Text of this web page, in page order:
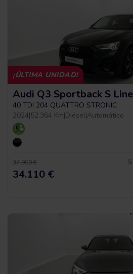
¡ÚLTIMA UNIDAD!
Audi Q3 Sportback S Line
40 TDI 204 QUATTRO STRONIC
2024|52.364 Km|Diésel|Automático
37.900 €
34.110 €